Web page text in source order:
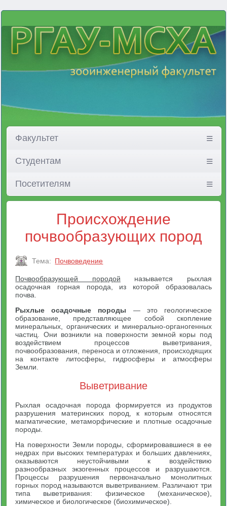
Факультет
Студентам
Посетителям
Происхождение
почвообразующих пород
Тема: Почвоведение
Почвообразующей породой называется рыхлая
осадочная горная порода, из которой образовалась
почва.
Рыхлые осадочные породы — это геологическое
образование, представляющее собой скопление
минеральных, органических и минерально-органогенных
частиц. Они возникли на поверхности земной коры под
воздействием процессов выветривания,
почвообразования, переноса и отложения, происходящих
на контакте литосферы, гидросферы и атмосферы
Земли.
Выветривание
Рыхлая осадочная порода формируется из продуктов
разрушения материнских пород, к которым относятся
магматические, метаморфические и плотные осадочные
породы.
На поверхности Земли породы, сформировавшиеся в ее
недрах при высоких температурах и больших давлениях,
оказываются неустойчивыми к воздействию
разнообразных экзогенных процессов и разрушаются.
Процессы разрушения первоначально монолитных
горных пород называются выветриванием. Различают три
типа выветривания: физическое (механическое),
химическое и биологическое (биохимическое).